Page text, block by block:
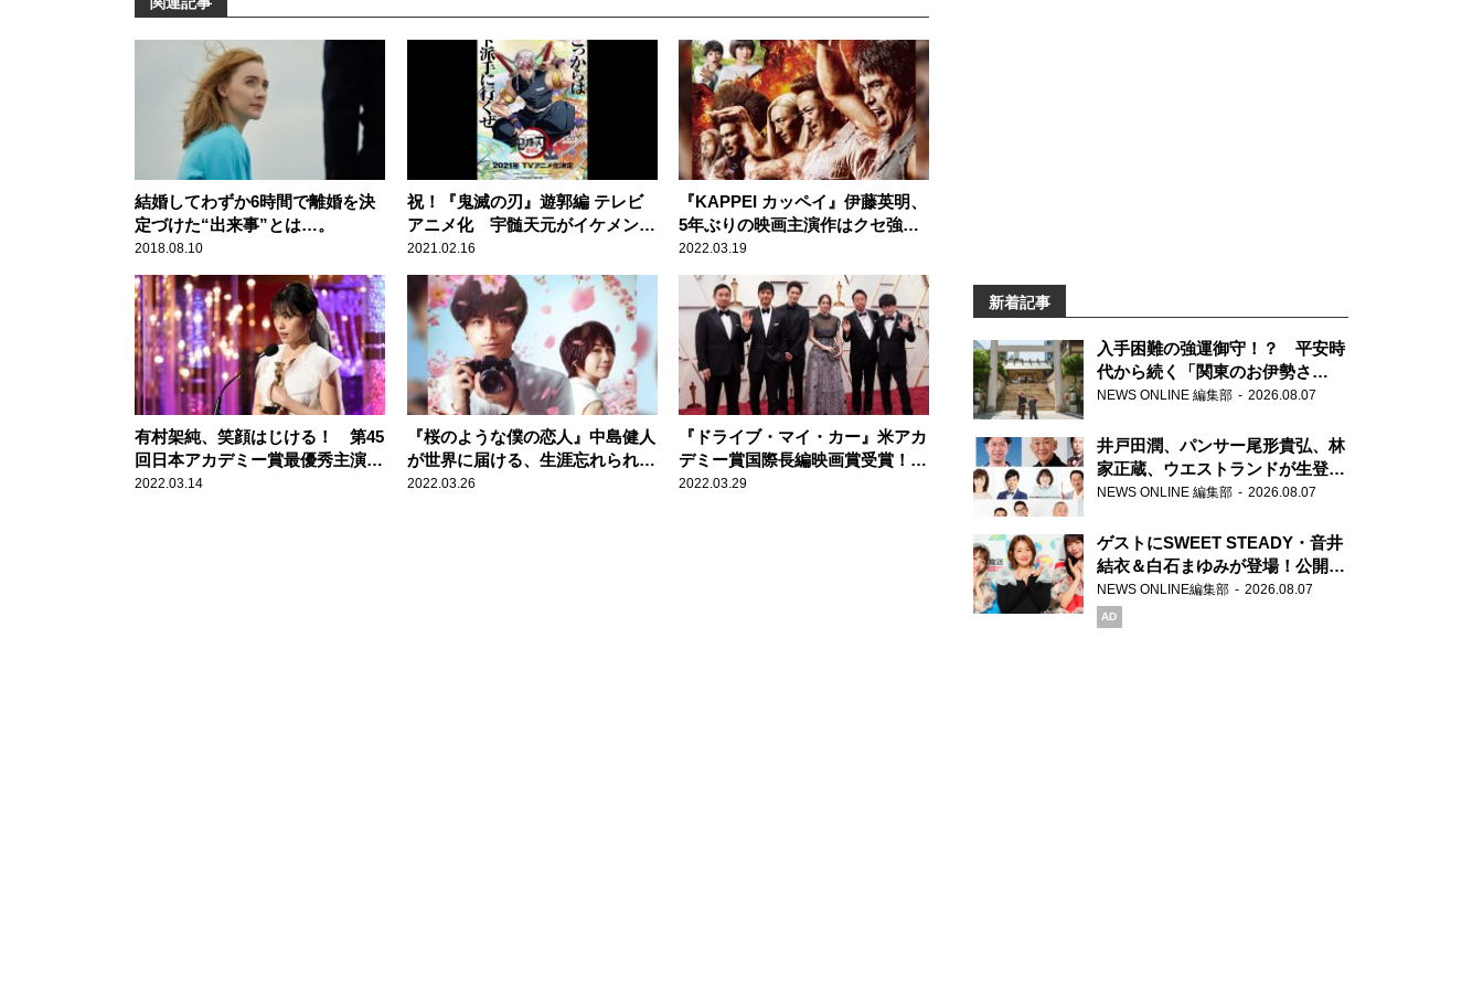
結婚してわずか6時間で離婚を決
定づけた“出来事”とは…。
2018.08.10
祝！『鬼滅の刃』遊郭編 テレビ
アニメ化 宇髄天元がイケメンす
ぎる！！
2021.02.16
『KAPPEI カッペイ』伊藤英明、
5年ぶりの映画主演作はクセ強す
ぎ？
2022.03.19
有村架純、笑顔はじける！ 第45
回日本アカデミー賞最優秀主演女
優賞受賞
2022.03.14
『桜のような僕の恋人』中島健人
が世界に届ける、生涯忘れられな
い恋
2022.03.26
『ドライブ・マイ・カー』米アカ
デミー賞国際長編映画賞受賞！
その国際的に愛される所以
2022.03.29
新着記事
入手困難の強運御守！？ 平安時
代から続く「関東のお伊勢さ
ま」、芝大神宮にてランパンプス
NEWS ONLINE 編集部 2026.08.07
井戸田潤、パンサー尾形貴弘、林
家正蔵、ウエストランドが生登
場！『ラジオビバリー昼ズ』
NEWS ONLINE 編集部 2026.08.07
ゲストにSWEET STEADY・音井
結衣＆白石まゆみが登場！公開収
録で素顔全開！
NEWS ONLINE編集部 2026.08.07
AD